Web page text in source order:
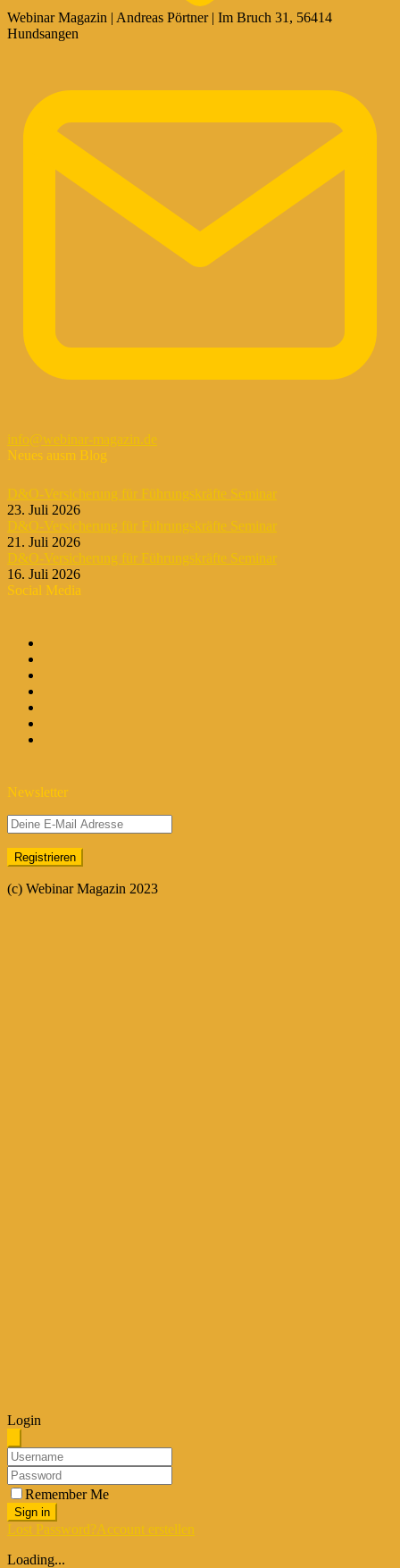
Webinar Magazin | Andreas Pörtner | Im Bruch 31, 56414
Hundsangen
info@webinar-magazin.de
Neues ausm Blog
D&O-Versicherung für Führungskräfte Seminar
23. Juli 2026
D&O-Versicherung für Führungskräfte Seminar
21. Juli 2026
D&O-Versicherung für Führungskräfte Seminar
16. Juli 2026
Social Media
Newsletter
(c) Webinar Magazin 2023
Login
Remember Me
Sign in
Lost Password?Account erstellen
Loading...